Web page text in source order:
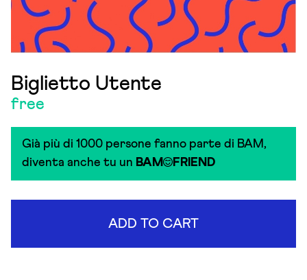
Biglietto Utente
free
Già più di 1000 persone fanno parte di BAM,
diventa anche tu un BAM FRIEND
ADD TO CART